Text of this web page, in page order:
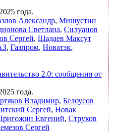
года.
Александр, Мишустин
Светлана, Силуанов
Сергей, Шадаев Максут
, Газпром, Новатэк,
2.0: сообщения от
года.
Владимир, Белоусов
Сергей, Новак
Евгений, Струков
Сергей